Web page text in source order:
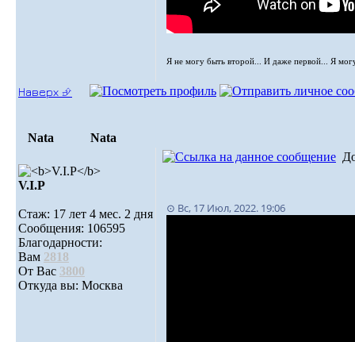
Я не могу быть второй... И даже первой... Я
Наверх ⮵
Nata Nata
V.I.Р
Стаж: 17 лет 4 мес. 2 дня
Сообщения: 106595
Благодарности:
Вам 2818
От Вас 3800
Откуда вы: Москва
⊙ Вс, 17 Июл, 2022. 19:06